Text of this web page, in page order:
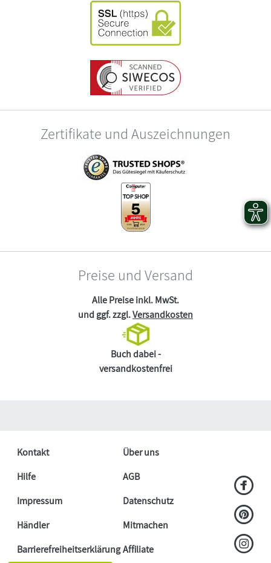
Zertifikate und Auszeichnungen
Preise und Versand
Alle Preise inkl. MwSt.
und ggf. zzgl.Versandkosten
Buch dabei -
versandkostenfrei
Kontakt
Über uns
Hilfe
AGB
Impressum
Datenschutz
Händler
Mitmachen
BarrierefreiheitserklärungAffiliate